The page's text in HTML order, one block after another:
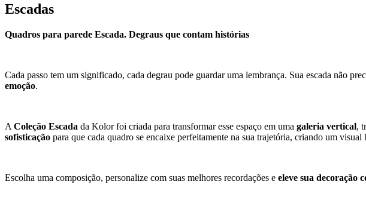
Escadas
Quadros para parede Escada. Degraus que contam histórias
Cada passo tem um significado, cada degrau pode guardar uma lembrança. Sua escada não
emoção.
A Coleção Escada da Kolor foi criada para transformar esse espaço em uma galeria vertical,
sofisticação para que cada quadro se encaixe perfeitamente na sua trajetória, criando um
Escolha uma composição, personalize com suas melhores recordações e eleve sua decoração